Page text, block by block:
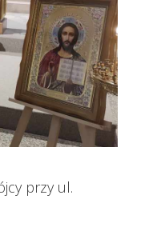
przy ul.